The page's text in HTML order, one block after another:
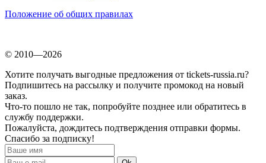
Положение об общих правилах
© 2010—2026
Хотите получать выгодные предложения от tickets-russia.ru?
Подпишитесь на рассылку и получите промокод на новый
заказ.
Что-то пошло не так, попробуйте позднее или обратитесь в
службу поддержки.
Пожалуйста, дождитесь подтверждения отправки формы.
Спасибо за подписку!